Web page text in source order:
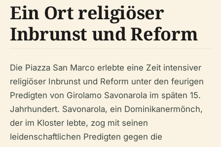
Ein Ort religiöser
Inbrunst und Reform
Die Piazza San Marco erlebte eine Zeit intensiver
religiöser Inbrunst und Reform unter den feurigen
Predigten von Girolamo Savonarola im späten 15.
Jahrhundert. Savonarola, ein Dominikanermönch,
der im Kloster lebte, zog mit seinen
leidenschaftlichen Predigten gegen die